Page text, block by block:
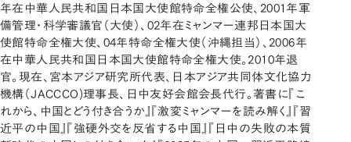
年在中華人民共和国日本国大使館特命全権公使、2001年軍
備管理・科学審議官（大使）、02年在ミャンマー連邦日本国大
使館特命全権大使、04年特命全権大使（沖縄担当）、2006年
在中華人民共和国日本国大使館特命全権大使。2010年退
官。現在、宮本アジア研究所代表、日本アジア共同体文化協力
機構（JACCCO)理事長、日中友好会館会長代行。著書に『こ
れから、中国とどう付き合うか』『激変ミャンマーを読み解く』『習
近平の中国』『強硬外交を反省する中国』『日中の失敗の本質